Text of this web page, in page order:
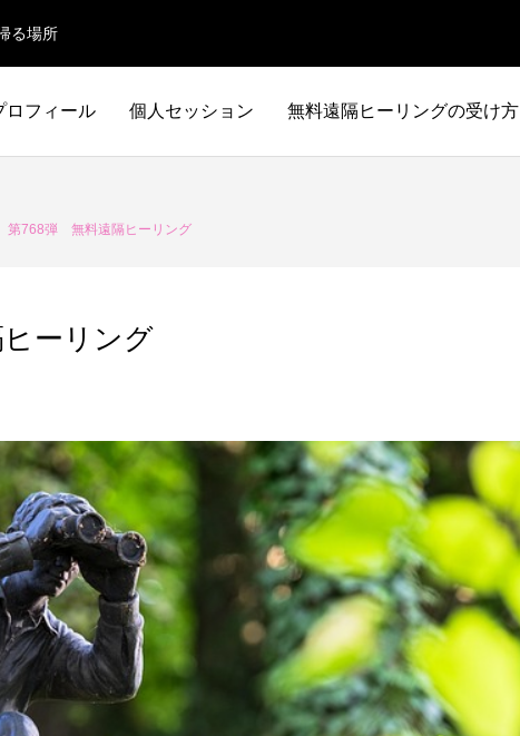
る場所
ロフィール 個人セッション 無料遠隔ヒーリングの受け方
第768弾 無料遠隔ヒーリング
ーリング